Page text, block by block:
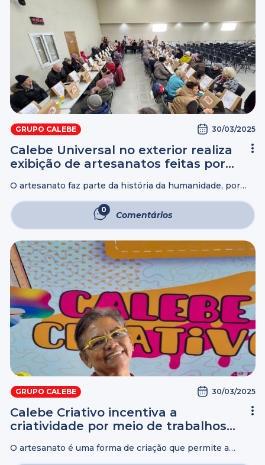
GRUPO CALEBE 30/03/2025
Calebe Universal no exterior realiza
exibição de artesanatos feitas por
O artesanato faz parte da história da humanidade, por
emoções, trabalham a coordenação motora e também é
um meio de socialização, sem ...
0 Comentários
GRUPO CALEBE 30/03/2025
Calebe Criativo incentiva a
criatividade por meio de trabalhos
O artesanato é uma forma de criação que permite a